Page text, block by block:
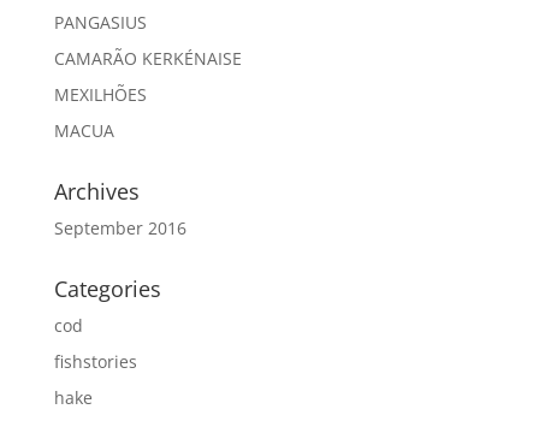
PANGASIUS
CAMARÃO KERKÉNAISE
MEXILHÕES
MACUA
Archives
September 2016
Categories
cod
fishstories
hake